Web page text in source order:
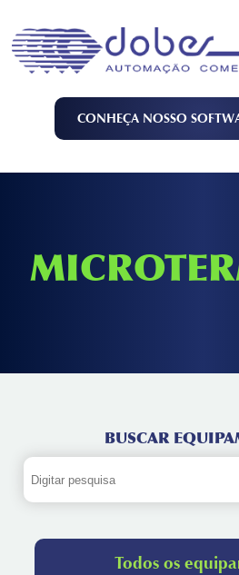
CONHEÇA NOSSO
BUSCAR
Todos os